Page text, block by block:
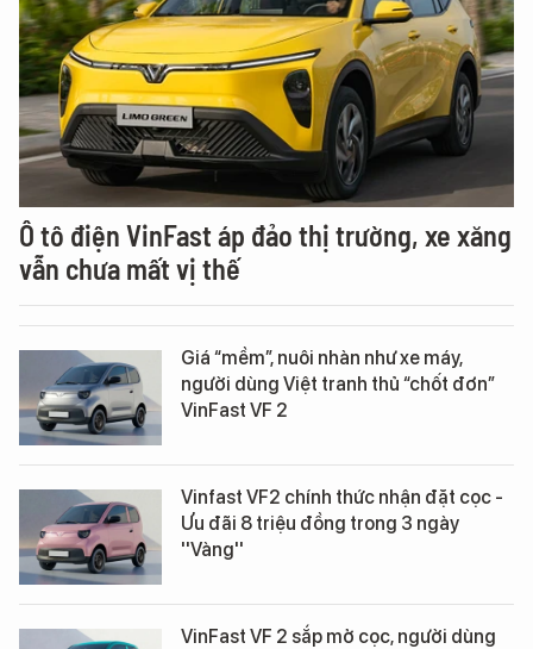
Ô tô điện VinFast áp đảo thị trường, xe xăng
vẫn chưa mất vị thế
Giá “mềm”, nuôi nhàn như xe máy,
người dùng Việt tranh thủ “chốt đơn”
VinFast VF 2
Vinfast VF2 chính thức nhận đặt cọc -
Ưu đãi 8 triệu đồng trong 3 ngày
''Vàng''
VinFast VF 2 sắp mở cọc, người dùng